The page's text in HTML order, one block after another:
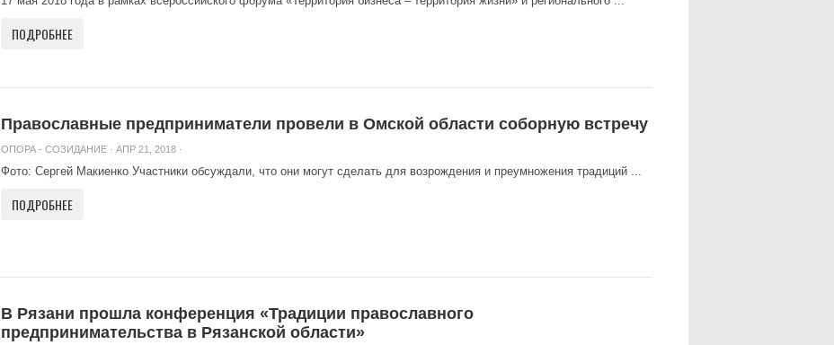
ПОДРОБНЕЕ
Православные предприниматели провели в Омской области соборную встречу
ОПОРА - СОЗИДАНИЕ · АПР 21, 2018 ·
Фото: Сергей Макиенко Участники обсуждали, что они могут сделать для возрождения и преумножения традиций ...
ПОДРОБНЕЕ
В Рязани прошла конференция «Традиции православного
предпринимательства в Рязанской области»